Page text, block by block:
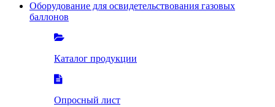
Оборудование для освидетельствования газовых
баллонов
Каталог продукции
Опросный лист